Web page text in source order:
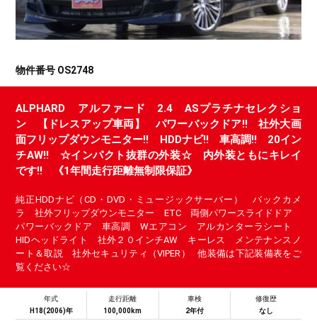
物件番号 OS2748
ALPHARD アルファード 2.4 ASプラチナセレクショ
ン 【ドレスアップ車両】 パワーバックドア!! 社外大画
面フリップダウンモニター!! HDDナビ!! 車高調!! 20イン
チAW!! ☆インパクト抜群の外装☆ 内外装ともにキレイ
です!! 《1年間走行距離無制限保証》
純正HDDナビ（CD・DVD・ミュージックサーバー） バックカメ
ラ 社外フリップダウンモニター ETC 両側パワースライドドア
パワーバックドア 車高調 Wエアコン アルカンターラシート
HIDヘッドライト 社外２０インチAW キーレス メンテナンスノ
ート＆取説 社外セキュリティ（VIPER） 他装備は下記装備表をご
覧ください☆
年式
H18(2006)年
走行距離
100,000km
車検
2年付
修復歴
なし